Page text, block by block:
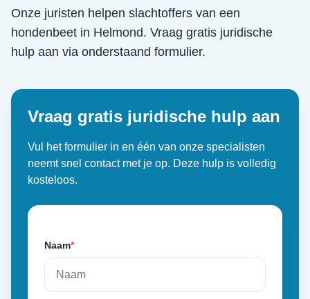
Onze juristen helpen slachtoffers van een
hondenbeet in Helmond. Vraag gratis juridische
hulp aan via onderstaand formulier.
Vraag gratis juridische hulp aan
Vul het formulier in en één van onze specialisten
neemt snel contact met je op. Deze hulp is volledig
kosteloos.
Naam*